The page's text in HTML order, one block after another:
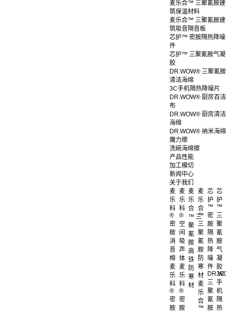
麦乐合™ 三聚氰胺建
筑保温材料
麦乐合™ 三聚氰胺建
筑吸音隔音板
芯护™ 密胺隔热降噪
件
芯护™ 三聚氰胺气凝
胶
DR.WOW® 三聚氰胺
清洁海绵
3C手机隔热降噪片
DR.WOW® 厨房百洁
布
DR.WOW® 厨房清洁
海绵
DR.WOW® 纳米海绵
魔力擦
洗碗海绵擦
产品性能
加工模切
新闻中心
关于我们
麦
乐
科
®
密
胺
消
音
棉
麦
乐
科
®
空
间
吸
声
体
麦
乐
科
®
密
胺
麦
乐
科
®
密
胺
麦
乐
合
™ 三
聚
氰
胺
高
铁
防
寒
材
麦
乐
合
™
三
聚
氰
胺
防
寒
材
麦
乐
合
™
芯
护
™
密
胺
隔
热
降
噪
件
芯
护
™
三
聚
氰
胺
气
凝
胶
三
聚
氰
胺
3C
手
机
隔
热